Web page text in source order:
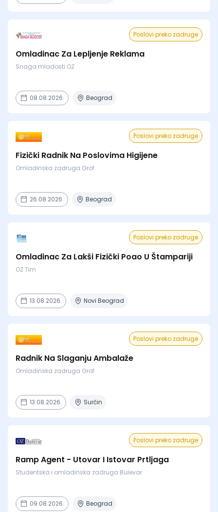
Poslovi preko zadruge
Omladinac Za Lepljenje Reklama
Snaga mladosti OZ
08.08.2026. Beograd
Poslovi preko zadruge
Fizički Radnik Na Poslovima Higijene
Omladinska zadruga Grof
26.08.2026. Beograd
Poslovi preko zadruge
Omladinac Za Lakši Fizički Poao U Štampariji
OZ Tim
13.08.2026. Novi Beograd
Poslovi preko zadruge
Radnik Na Slaganju Ambalaže
Omladinska zadruga Grof
13.08.2026. Surčin
Poslovi preko zadruge
Ramp Agent - Utovar I Istovar Prtljaga
Studentska i omladinska zadruga Bulevar
09.08.2026. Beograd